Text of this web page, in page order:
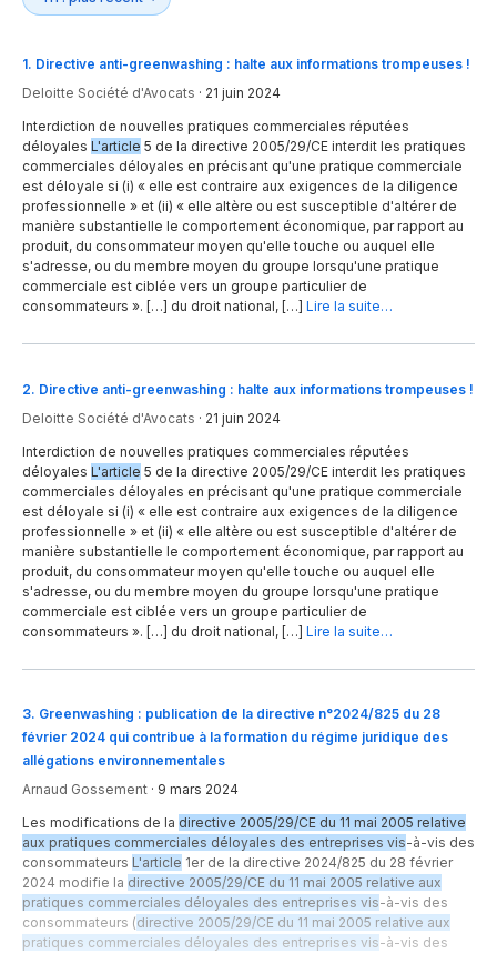
1. Directive anti-greenwashing : halte aux informations trompeuses !
Deloitte Société d'Avocats · 21 juin 2024
Interdiction de nouvelles pratiques commerciales réputées
déloyales L'article 5 de la directive 2005/29/CE interdit les pratiques
commerciales déloyales en précisant qu'une pratique commerciale
est déloyale si (i) « elle est contraire aux exigences de la diligence
professionnelle » et (ii) « elle altère ou est susceptible d'altérer de
manière substantielle le comportement économique, par rapport au
produit, du consommateur moyen qu'elle touche ou auquel elle
s'adresse, ou du membre moyen du groupe lorsqu'une pratique
commerciale est ciblée vers un groupe particulier de
consommateurs ». […] du droit national, […] Lire la suite…
2. Directive anti-greenwashing : halte aux informations trompeuses !
Deloitte Société d'Avocats · 21 juin 2024
Interdiction de nouvelles pratiques commerciales réputées
déloyales L'article 5 de la directive 2005/29/CE interdit les pratiques
commerciales déloyales en précisant qu'une pratique commerciale
est déloyale si (i) « elle est contraire aux exigences de la diligence
professionnelle » et (ii) « elle altère ou est susceptible d'altérer de
manière substantielle le comportement économique, par rapport au
produit, du consommateur moyen qu'elle touche ou auquel elle
s'adresse, ou du membre moyen du groupe lorsqu'une pratique
commerciale est ciblée vers un groupe particulier de
consommateurs ». […] du droit national, […] Lire la suite…
3. Greenwashing : publication de la directive n°2024/825 du 28
février 2024 qui contribue à la formation du régime juridique des
allégations environnementales
Arnaud Gossement · 9 mars 2024
Les modifications de la directive 2005/29/CE du 11 mai 2005 relative
aux pratiques commerciales déloyales des entreprises vis-à-vis des
consommateurs L'article 1er de la directive 2024/825 du 28 février
2024 modifie la directive 2005/29/CE du 11 mai 2005 relative aux
pratiques commerciales déloyales des entreprises vis-à-vis des
consommateurs (directive 2005/29/CE du 11 mai 2005 relative aux
pratiques commerciales déloyales des entreprises vis-à-vis des